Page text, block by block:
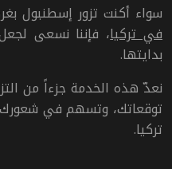
سواء أكنت تزور إسطنبول
في تركيا، فإننا نسعى
بدايتها.
نعدّ هذه الخدمة جزءاً من
توقعاتك، وتسهم في شعورك
تركيا.